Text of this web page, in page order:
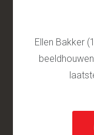
Ellen Bakker